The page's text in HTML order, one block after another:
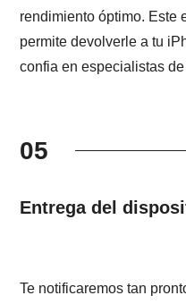
rendimiento óptimo. Este
permite devolverle a tu
confia en especialistas de
05
Entrega del
Te notificaremos tan